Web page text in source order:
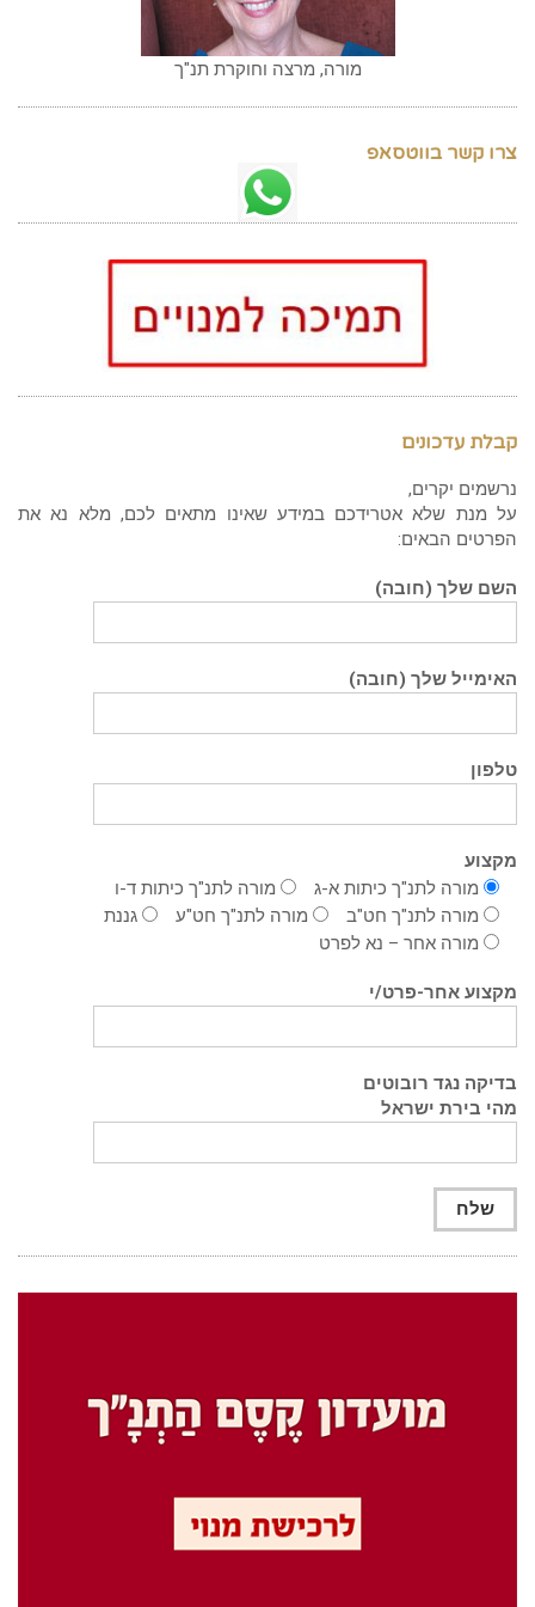
מורה, מרצה וחוקרת תנ"ך
צרו קשר בווטסאפ
קבלת עדכונים
נרשמים יקרים,
על מנת שלא אטרידכם במידע שאינו מתאים לכם, מלא נא את
הפרטים הבאים:
השם שלך (חובה)
האימייל שלך (חובה)
טלפון
מקצוע
מורה לתנ"ך כיתות א-ג
מורה לתנ"ך כיתות ד-ו
מורה לתנ"ך חט"ב
מורה לתנ"ך חט"ע
גננת
מורה אחר – נא לפרט
מקצוע אחר-פרט/י
בדיקה נגד רובוטים
מהי בירת ישראל